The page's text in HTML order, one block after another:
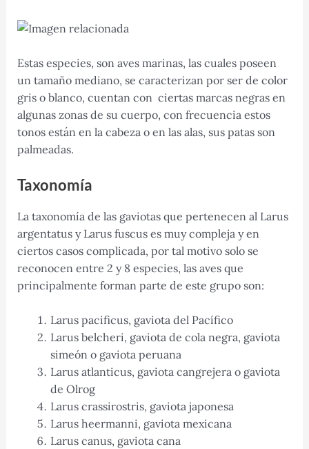
Estas especies, son aves marinas, las cuales poseen
un tamaño mediano, se caracterizan por ser de color
gris o blanco, cuentan con ciertas marcas negras en
algunas zonas de su cuerpo, con frecuencia estos
tonos están en la cabeza o en las alas, sus patas son
palmeadas.
Taxonomía
La taxonomía de las gaviotas que pertenecen al Larus
argentatus y Larus fuscus es muy compleja y en
ciertos casos complicada, por tal motivo solo se
reconocen entre 2 y 8 especies, las aves que
principalmente forman parte de este grupo son:
Larus pacificus, gaviota del Pacífico
Larus belcheri, gaviota de cola negra, gaviota
simeón o gaviota peruana
Larus atlanticus, gaviota cangrejera o gaviota
de Olrog
Larus crassirostris, gaviota japonesa
Larus heermanni, gaviota mexicana
Larus canus, gaviota cana